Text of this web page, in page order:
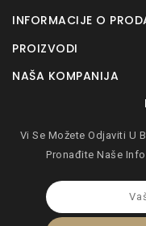
INFORMACIJE O
PROIZVODI
NAŠA KOMPANIJA
Vi Se Možete Odjaviti U
Pronađite Naše